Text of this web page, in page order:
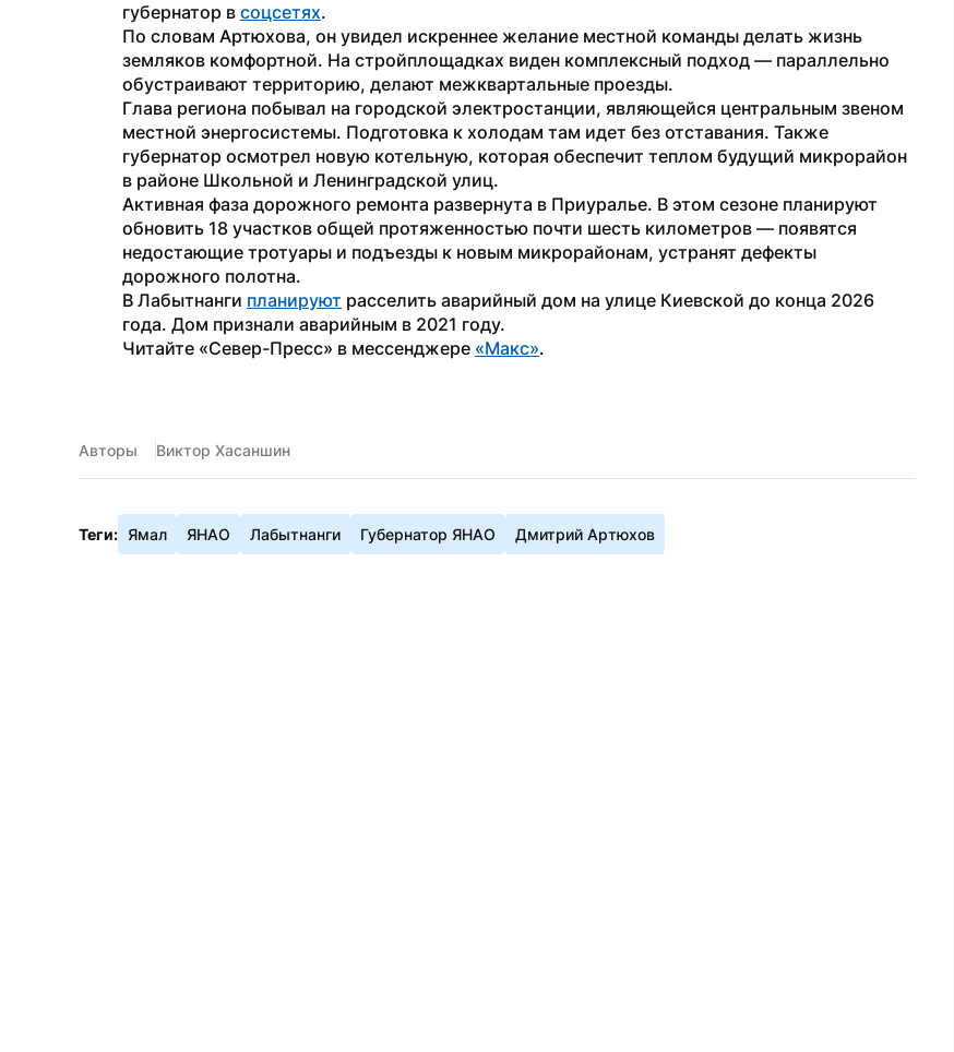
губернатор в соцсетях.
По словам Артюхова, он увидел искреннее желание местной команды делать жизнь
земляков комфортной. На стройплощадках виден комплексный подход — параллельно
обустраивают территорию, делают межквартальные проезды.
Глава региона побывал на городской электростанции, являющейся центральным звеном
местной энергосистемы. Подготовка к холодам там идет без отставания. Также
губернатор осмотрел новую котельную, которая обеспечит теплом будущий микрорайон
в районе Школьной и Ленинградской улиц.
Активная фаза дорожного ремонта развернута в Приуралье. В этом сезоне планируют
обновить 18 участков общей протяженностью почти шесть километров — появятся
недостающие тротуары и подъезды к новым микрорайонам, устранят дефекты
дорожного полотна.
В Лабытнанги планируют расселить аварийный дом на улице Киевской до конца 2026
года. Дом признали аварийным в 2021 году.
Читайте «Север-Пресс» в мессенджере «Макс».
Авторы Виктор Хасаншин
Теги: Ямал ЯНАО Лабытнанги Губернатор ЯНАО Дмитрий Артюхов